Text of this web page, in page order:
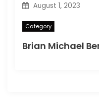
August 1, 2023
Category